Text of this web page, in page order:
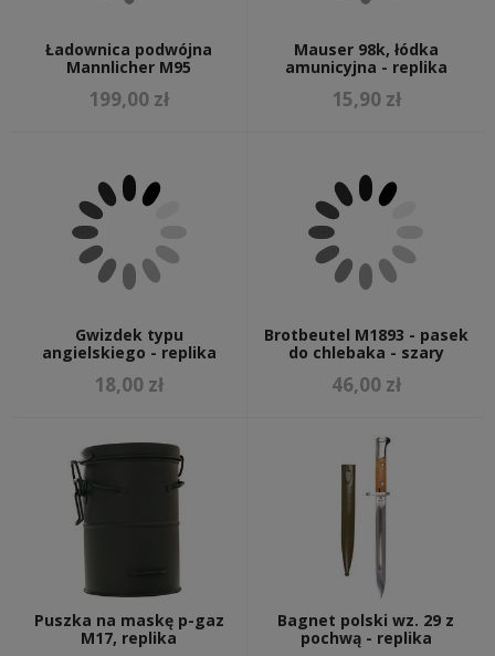
Ładownica podwójna
Mannlicher M95
199,00 zł
Mauser 98k, łódka
amunicyjna - replika
15,90 zł
Gwizdek typu
angielskiego - replika
18,00 zł
Brotbeutel M1893 - pasek
do chlebaka - szary
46,00 zł
Puszka na maskę p-gaz
M17, replika
Bagnet polski wz. 29 z
pochwą - replika